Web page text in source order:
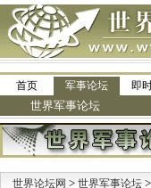
首页 军事论坛 即
世界军事论坛
世界论坛网 > 世界军事论坛